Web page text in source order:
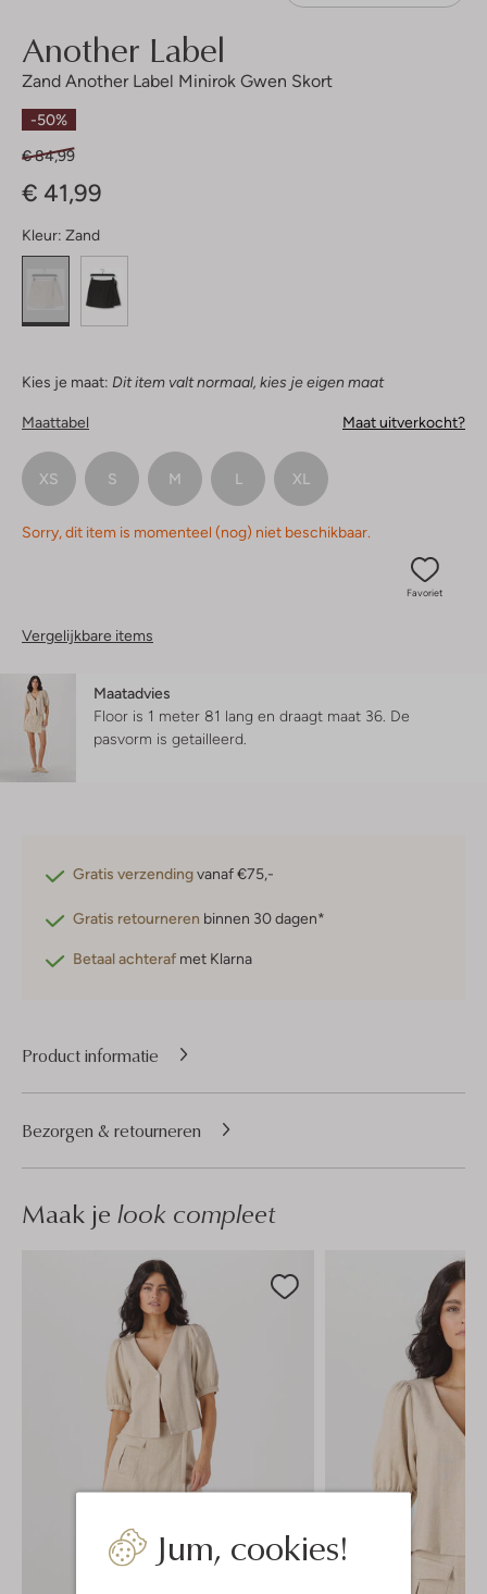
Jum, cookies!
Another Label
Zand Another Label Minirok Gwen Skort
-50%
€ 84,99
€ 41,99
Kleur: Zand
Kies je maat: Dit item valt normaal, kies je eigen maat
Maattabel Maat uitverkocht?
XS S M L XL
Sorry, dit item is momenteel (nog) niet beschikbaar.
Favoriet
Vergelijkbare items
Maatadvies
Floor is 1 meter 81 lang en draagt maat 36. De
pasvorm is getailleerd
Gratis verzendingvanaf €75,-
Gratis retourneren binnen 30 dagen*
Betaal achteraf met Klarna
Product informatie
Bezorgen & retourneren
Maak je look compleet